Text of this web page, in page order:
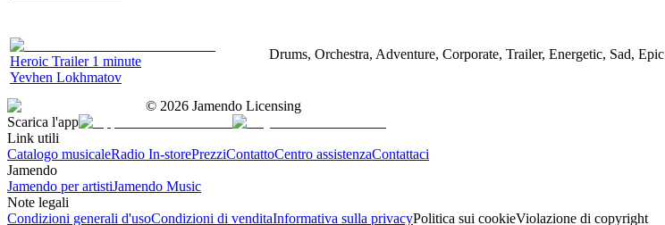
Heroic Trailer 1 minute
Yevhen Lokhmatov
Drums, Orchestra, Adventure, Corporate, Trailer, Energetic, Sad, Epic
© 2026 Jamendo Licensing
Scarica l'app
Link utili
Catalogo musicaleRadio In-storePrezziContattoCentro assistenzaContattaci
Jamendo
Jamendo per artistiJamendo Music
Note legali
Condizioni generali d'usoCondizioni di venditaInformativa sulla privacyPolitica sui cookieViolazione di copyright